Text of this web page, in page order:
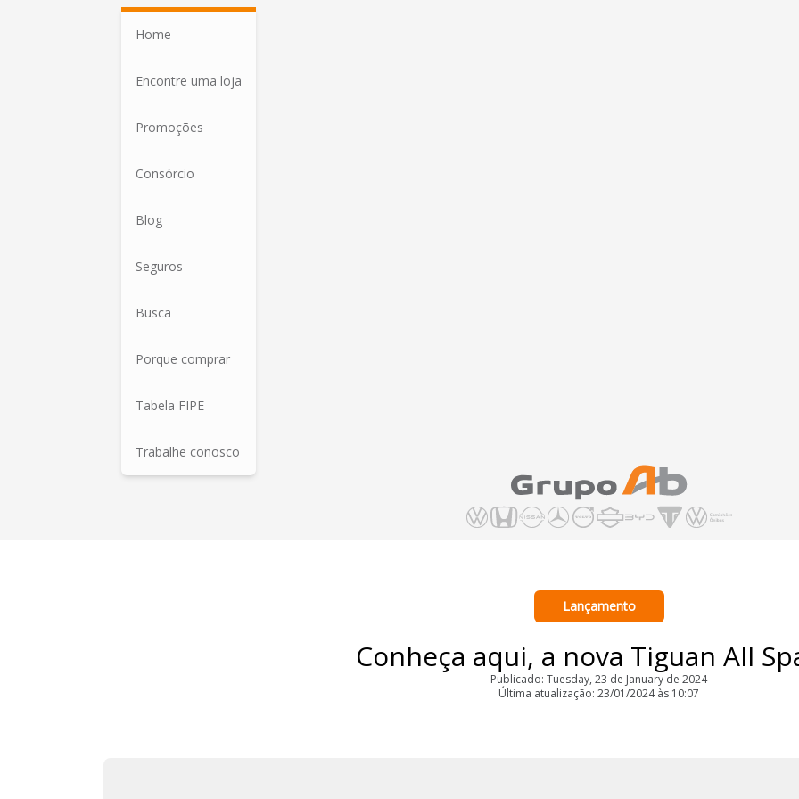
Home
Encontre uma loja
Promoções
Consórcio
Blog
Seguros
Busca
Porque comprar
Tabela FIPE
Trabalhe conosco
Lançamento
Conheça aqui, a nova Tiguan All
Publicado: Tuesday, 23 de January de 2024
Última atualização: 23/01/2024 às 10:07